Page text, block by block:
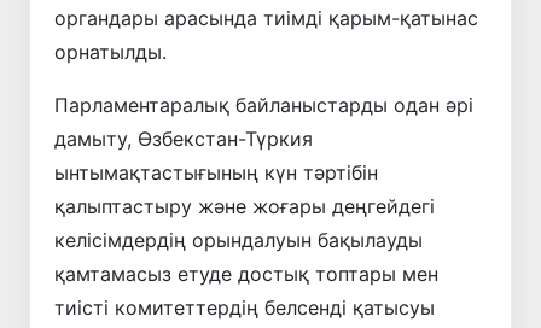
органдары арасында тиімді қарым-қатынас
орнатылды.
Парламентаралық байланыстарды одан әрі
дамыту, Өзбекстан-Түркия
ынтымақтастығының күн тәртібін
қалыптастыру және жоғары деңгейдегі
келісімдердің орындалуын бақылауды
қамтамасыз етуде достық топтары мен
тиісті комитеттердің белсенді қатысуы